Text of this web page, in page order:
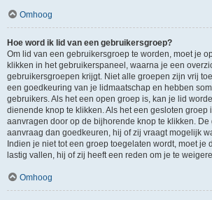
Omhoog
Hoe word ik lid van een gebruikersgroep?
Om lid van een gebruikersgroep te worden, moet je
klikken in het gebruikerspaneel, waarna je een
gebruikersgroepen krijgt. Niet alle groepen zijn vrij
een goedkeuring van je lidmaatschap en hebben
gebruikers. Als het een open groep is, kan je lid
dienende knop te klikken. Als het een gesloten groep
aanvragen door op de bijhorende knop te klikken. De
aanvraag dan goedkeuren, hij of zij vraagt mogelijk
Indien je niet tot een groep toegelaten wordt, moet je
lastig vallen, hij of zij heeft een reden om je te
Omhoog